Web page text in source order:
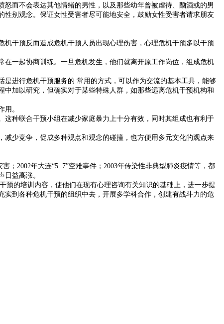
而不会表达其他情绪的男性，以及那些幼年曾被虐待、酗酒或的男
别观念。保证女性受害者尽可能地安全，鼓励女性受害者请求朋友
干预反而造成危机干预人员出现心理伤害，心理危机干预多以干预
一起协商训练。一旦危机发生，他们就离开原工作岗位，组成危机
进行危机干预服务的 常用的方式，可以作为交流的基本工具，能够
加以研究，但确实对于某些特殊人群，如那些远离危机干预机构和
用。
种联合干预小组在减少家庭暴力上十分有效，同时其组成也有利于
少竞争，促成多种观点和观念的碰撞，也方便用多元文化的观点来
；2002年大连“5 7”空难事件；2003年传染性非典型肺炎疫情等，都
益高涨。
的培训内容，使他们在现有心理咨询有关知识的基础上，进一步提
到各种危机干预的组织中去，开展多学科合作，创建有战斗力的危